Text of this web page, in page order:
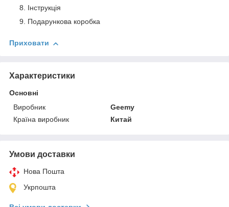
Інструкція
Подарункова коробка
Приховати
Характеристики
Основні
Виробник
Geemy
Країна виробник
Китай
Умови доставки
Нова Пошта
Укрпошта